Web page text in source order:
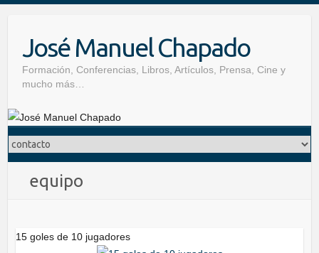
José Manuel Chapado
Formación, Conferencias, Libros, Artículos, Prensa, Cine y
mucho más…
equipo
15 goles de 10 jugadores